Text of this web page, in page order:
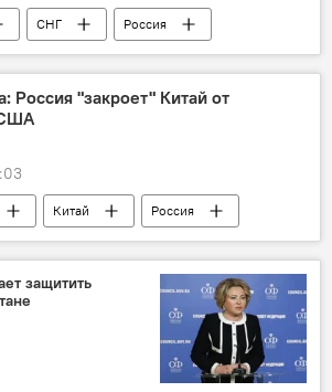
СНГ
Россия
Россия "закроет" Китай от
Китай
Россия
защитить